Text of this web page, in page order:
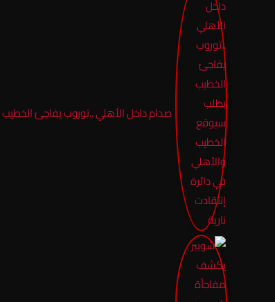
صدام داخل الأهلي ..توروب يفاجئ